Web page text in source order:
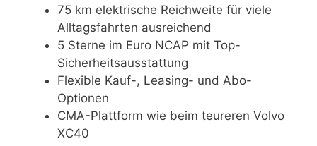
75 km elektrische Reichweite für viele
Alltagsfahrten ausreichend
5 Sterne im Euro NCAP mit Top-
Sicherheitsausstattung
Flexible Kauf-, Leasing- und Abo-
Optionen
CMA-Plattform wie beim teureren Volvo
XC40